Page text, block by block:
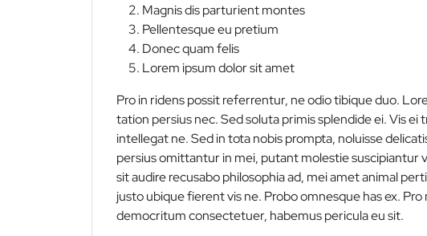
Magnis dis parturient montes
Pellentesque eu pretium
Donec quam felis
Lorem ipsum dolor sit amet
Pro in ridens possit referrentur, ne odio tibique duo.
tation persius nec. Sed soluta primis splendide ei. Vis
intellegat ne. Sed in tota nobis prompta, noluisse
persius omittantur in mei, putant molestie suscipiantur
sit audire recusabo philosophia ad, mei amet animal
justo ubique fierent vis ne. Probo omnesque has ex.
democritum consectetuer, habemus pericula eu sit.